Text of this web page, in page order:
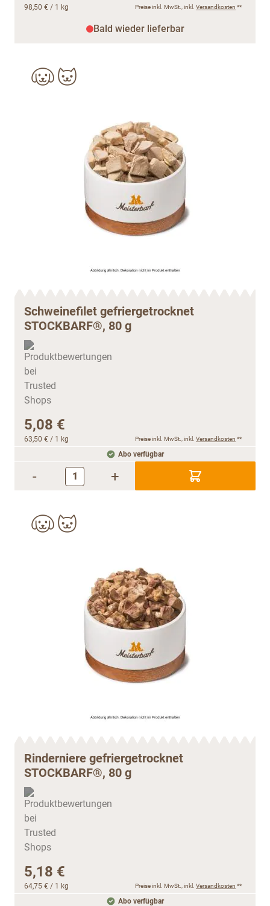
98,50 € / 1 kg Preise inkl. MwSt., inkl. Versandkosten **
Bald wieder lieferbar
Schweinefilet gefriergetrocknet
STOCKBARF®, 80 g
5,08 €
63,50 € / 1 kg Preise inkl. MwSt., inkl. Versandkosten **
Abo verfügbar
- +
Rinderniere gefriergetrocknet
STOCKBARF®, 80 g
5,18 €
64,75 € / 1 kg Preise inkl. MwSt., inkl. Versandkosten **
Abo verfügbar